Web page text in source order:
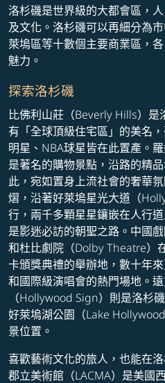
洛杉磯是世界級的大都會區，
及文化。洛杉磯可以再細分為
萊塢區等十數個主要商業區，
魅力。
探索洛杉磯
比佛利山莊（Beverly Hills）
有「全球頂級住宅區」的美名
明星、NBA球星皆在此置產。
是著名的購物景點，沿路的精
此，宛如置身上流社會的奢華
熠，沿著好萊塢星光大道（
行，兩千多顆星星鑲嵌在人行
是影迷必訪的朝聖之路。中國
和杜比劇院（Dolby Theatre）
卡頒獎典禮的舉辦地，數十年
和國際級演唱會的熱門場地。
（Hollywood Sign）則是洛杉
好萊塢湖公園（Lake
景位置。
喜歡藝術文化的旅人，也能在
郡立美術館（LACMA）是美國